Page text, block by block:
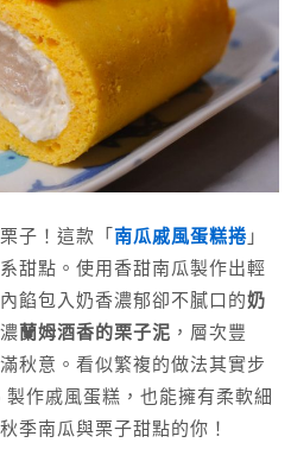
子！這款「 南瓜戚風蛋糕捲 」
甜點。使用香甜南瓜製作出輕
內餡包入奶香濃郁卻不膩口的奶
蘭姆酒香的栗子泥 ，層次豐
秋意。看似繁複的做法其實步
製作戚風蛋糕，也能擁有柔軟細
季南瓜與栗子甜點的你！